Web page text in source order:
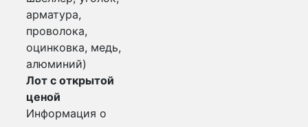
арматура,
проволока,
оцинковка, медь,
алюминий)
Лот с открытой
ценой
Информация о